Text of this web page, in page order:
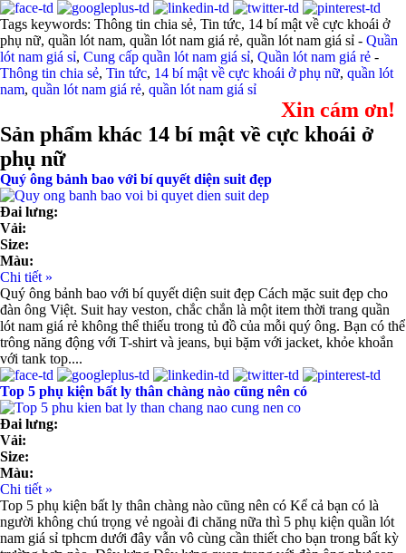
Tags keywords: Thông tin chia sẻ, Tin tức, 14 bí mật về cực khoái ở
phụ nữ, quần lót nam, quần lót nam giá rẻ, quần lót nam giá sỉ - Quần
lót nam giá sỉ, Cung cấp quần lót nam giá sỉ, Quần lót nam giá rẻ -
Thông tin chia sẻ, Tin tức, 14 bí mật về cực khoái ở phụ nữ, quần lót
nam, quần lót nam giá rẻ, quần lót nam giá sỉ
Xin cám ơn!
Sản phẩm khác 14 bí mật về cực khoái ở
phụ nữ
Quý ông bảnh bao với bí quyết diện suit đẹp
Đai lưng:
Vải:
Size:
Màu:
Chi tiết »
Quý ông bảnh bao với bí quyết diện suit đẹp Cách mặc suit đẹp cho
đàn ông Việt. Suit hay veston, chắc chắn là một item thời trang quần
lót nam giá rẻ không thể thiếu trong tủ đồ của mỗi quý ông. Bạn có thể
trông năng động với T-shirt và jeans, bụi bặm với jacket, khỏe khoắn
với tank top....
Top 5 phụ kiện bất ly thân chàng nào cũng nên có
Đai lưng:
Vải:
Size:
Màu:
Chi tiết »
Top 5 phụ kiện bất ly thân chàng nào cũng nên có Kể cả bạn có là
người không chú trọng vẻ ngoài đi chăng nữa thì 5 phụ kiện quần lót
nam giá sỉ tphcm dưới đây vẫn vô cùng cần thiết cho bạn trong bất kỳ